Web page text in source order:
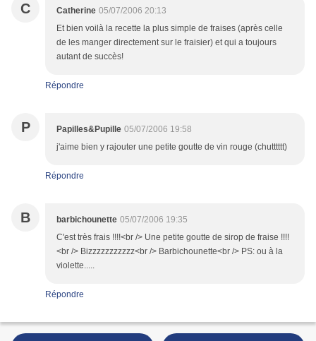
C Catherine 05/07/2006 20:13
Et bien voilà la recette la plus simple de fraises (après celle
de les manger directement sur le fraisier) et qui a toujours
autant de succès!
Répondre
P Papilles&Pupille 05/07/2006 19:58
j'aime bien y rajouter une petite goutte de vin rouge (chutttttt)
Répondre
B barbichounette 05/07/2006 19:35
C'est très frais !!!!<br /> Une petite goutte de sirop de fraise !!!!
<br /> Bizzzzzzzzzzz<br /> Barbichounette<br /> PS: ou à la
violette.....
Répondre